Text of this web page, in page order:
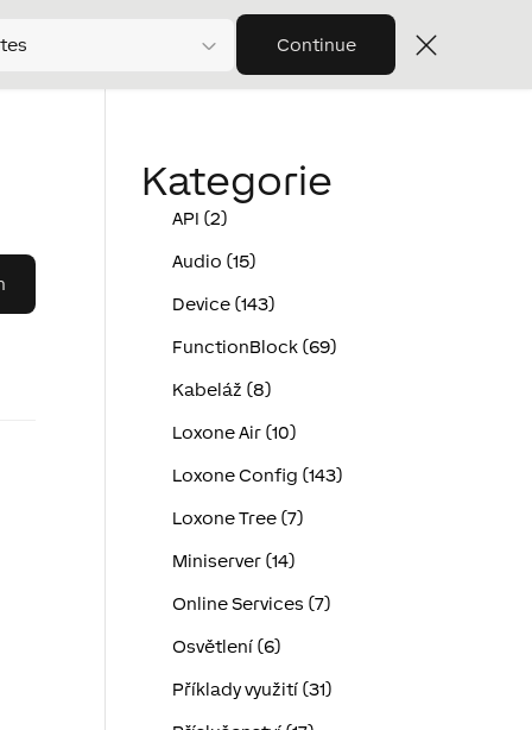
Continue
Kategorie
API (2)
Audio (15)
Device (143)
FunctionBlock (69)
Kabeláž (8)
Loxone Air (10)
Loxone Config (143)
Loxone Tree (7)
Miniserver (14)
Online Services (7)
Osvětlení (6)
Příklady využití (31)